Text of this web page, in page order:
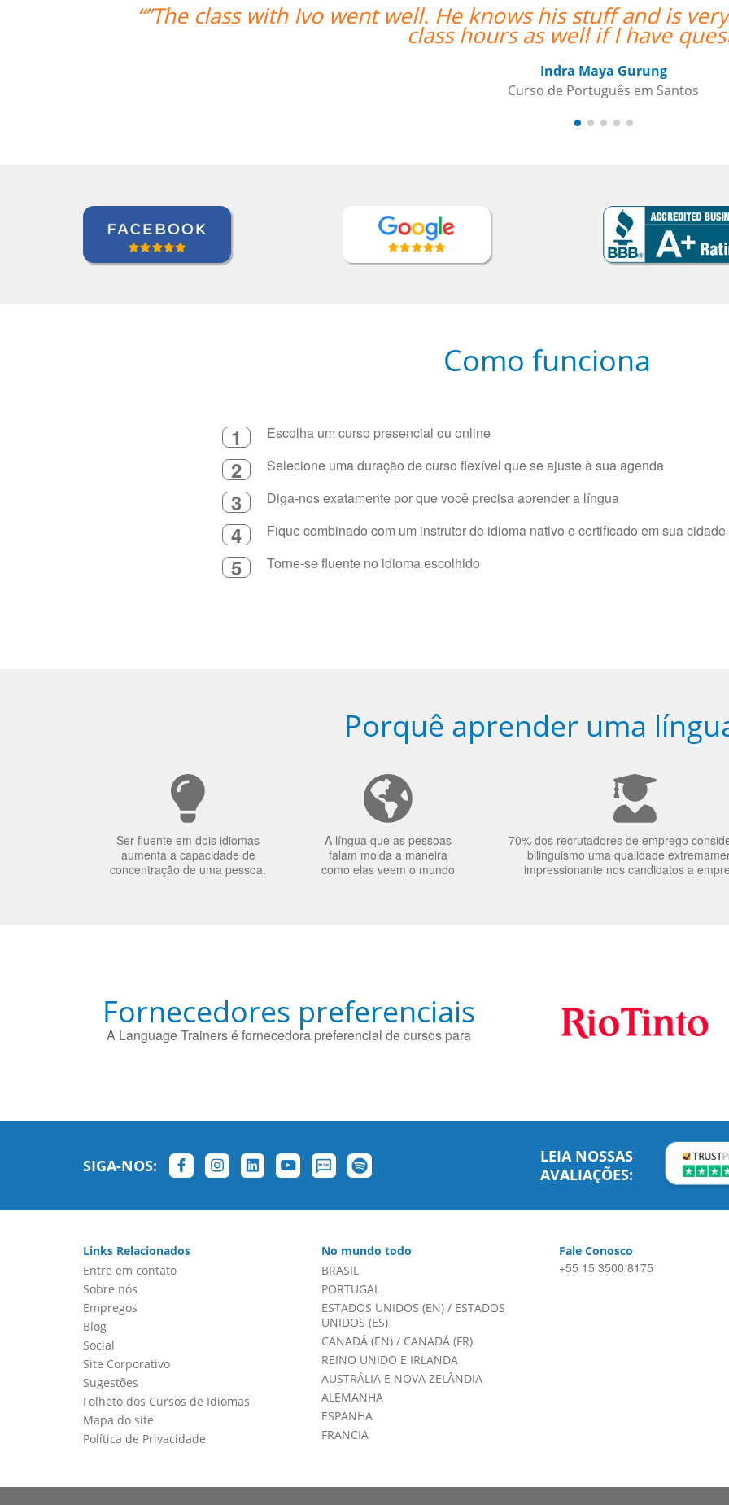
well. He knows his stuff and is very helpful. He replies quickly outside
class hours as well if I have questions. ””
Como funciona
1 Escolha um curso presencial ou online
2 Selecione uma duração de curso flexível que se ajuste à sua agenda
3 Diga-nos exatamente por que você precisa aprender a língua
4 Fique combinado com um instrutor de idioma nativo e certificado em sua
5 Torne-se fluente no idioma escolhido
Porquê aprender uma
Ser fluente em dois idiomas
aumenta a capacidade de
concentração de uma pessoa.
A língua que as pessoas
falam molda a maneira
como elas veem o mundo
70% dos recrutadores de emprego
bilinguismo uma qualidade
impressionante nos candidatos a
Fornecedores preferenciais
A Language Trainers é fornecedora preferencial de cursos para
SIGA-NOS:
LEIA NOSSAS
AVALIAÇÕES:
Links Relacionados
Entre em contato
Sobre nós
Empregos
Blog
Social
Site Corporativo
Sugestões
Folheto dos Cursos de Idiomas
Mapa do site
Política de Privacidade
No mundo todo
BRASIL
PORTUGAL
ESTADOS UNIDOS (EN)/ ESTADOS
UNIDOS (ES)
CANADÁ (EN)/ CANADÁ (FR)
REINO UNIDO E IRLANDA
AUSTRÁLIA E NOVA ZELÂNDIA
ALEMANHA
ESPANHA
FRANCIA
Fale Conosco
+55 15 3500 8175